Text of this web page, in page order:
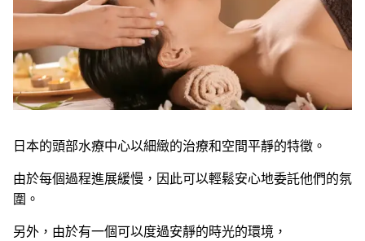
日本的頭部水療中心以細緻的治療和空間平靜的特徵。
由於每個過程進展緩慢，因此可以輕鬆安心地委託他們的氛
圍。
另外，由於有一個可以度過安靜的時光的環境，